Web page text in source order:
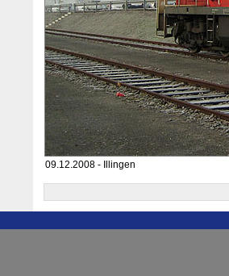
09.12.2008 - Illingen